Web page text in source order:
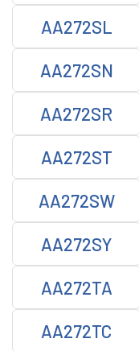
AA272SL
AA272SN
AA272SR
AA272ST
AA272SW
AA272SY
AA272TA
AA272TC